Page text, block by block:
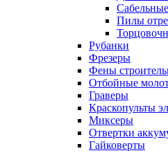
Пилы
Рубанки
Фрезеры
Фены
Отбойные
Граверы
Краскопульты
Миксеры
Отвертки
Гайковерты